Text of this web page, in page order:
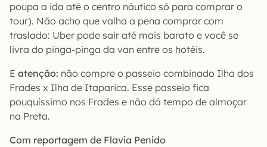
poupa a ida até o centro náutico só para comprar o
tour). Não acho que valha a pena comprar com
traslado: Uber pode sair até mais barato e você se
livra do pinga-pinga da van entre os hotéis.
E atenção: não compre o passeio combinado Ilha dos
Frades x Ilha de Itaparica. Esse passeio fica
pouquíssimo nos Frades e não dá tempo de almoçar
na Preta.
Com reportagem de Flavia Penido